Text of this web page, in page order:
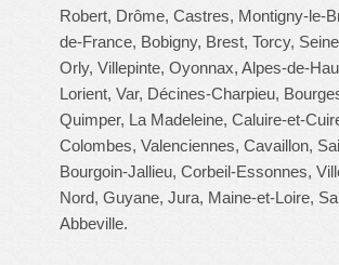
Robert, Drôme, Castres, Montigny-le-
de-France, Bobigny, Brest, Torcy,
Orly, Villepinte, Oyonnax, Alpes-de-
Lorient, Var, Décines-Charpieu,
Quimper, La Madeleine, Caluire-et-
Colombes, Valenciennes, Cavaillon,
Bourgoin-Jallieu, Corbeil-Essonnes,
Nord, Guyane, Jura, Maine-et-Loire,
Abbeville.